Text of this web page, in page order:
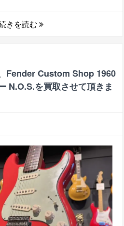
きを読む
Fender Custom Shop 1960
N.O.S.を買取させて頂きま